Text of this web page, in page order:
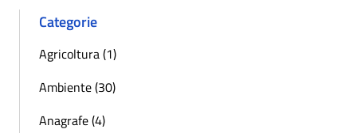
Categorie
Agricoltura (1)
Ambiente (30)
Anagrafe (4)